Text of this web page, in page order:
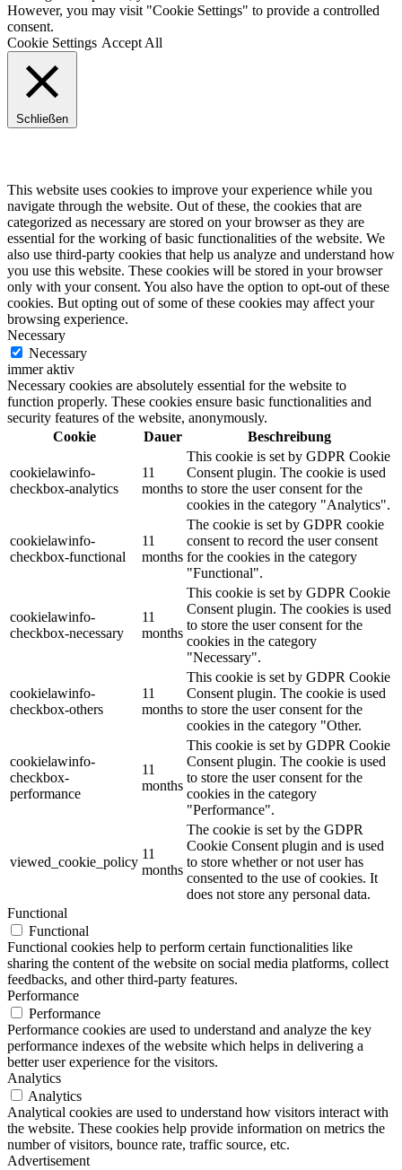
However, you may visit "Cookie Settings" to provide a controlled
consent.
Cookie Settings Accept All
Schließen
This website uses cookies to improve your experience while you
navigate through the website. Out of these, the cookies that are
categorized as necessary are stored on your browser as they are
essential for the working of basic functionalities of the website. We
also use third-party cookies that help us analyze and understand how
you use this website. These cookies will be stored in your browser
only with your consent. You also have the option to opt-out of these
cookies. But opting out of some of these cookies may affect your
browsing experience.
Necessary
Necessary
immer aktiv
Necessary cookies are absolutely essential for the website to
function properly. These cookies ensure basic functionalities and
security features of the website, anonymously.
Cookie
Dauer Beschreibung
cookielawinfo-
checkbox-analytics
11
months
This cookie is set by GDPR Cookie
Consent plugin. The cookie is used
to store the user consent for the
cookies in the category "Analytics".
cookielawinfo-
checkbox-functional
11
months
The cookie is set by GDPR cookie
consent to record the user consent
for the cookies in the category
"Functional".
cookielawinfo-
checkbox-necessary
11
months
This cookie is set by GDPR Cookie
Consent plugin. The cookies is used
to store the user consent for the
cookies in the category
"Necessary".
cookielawinfo-
checkbox-others
11
months
This cookie is set by GDPR Cookie
Consent plugin. The cookie is used
to store the user consent for the
cookies in the category "Other.
cookielawinfo-
checkbox-
performance
11
months
This cookie is set by GDPR Cookie
Consent plugin. The cookie is used
to store the user consent for the
cookies in the category
"Performance".
viewed_cookie_policy
11
months
The cookie is set by the GDPR
Cookie Consent plugin and is used
to store whether or not user has
consented to the use of cookies. It
does not store any personal data.
Functional
Functional
Functional cookies help to perform certain functionalities like
sharing the content of the website on social media platforms, collect
feedbacks, and other third-party features.
Performance
Performance
Performance cookies are used to understand and analyze the key
performance indexes of the website which helps in delivering a
better user experience for the visitors.
Analytics
Analytics
Analytical cookies are used to understand how visitors interact with
the website. These cookies help provide information on metrics the
number of visitors, bounce rate, traffic source, etc.
Advertisement